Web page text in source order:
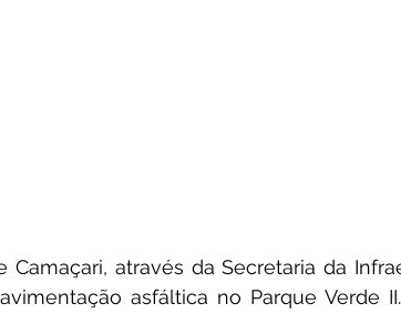
Camaçari, através da Secretaria da
asfáltica no Parque Verde